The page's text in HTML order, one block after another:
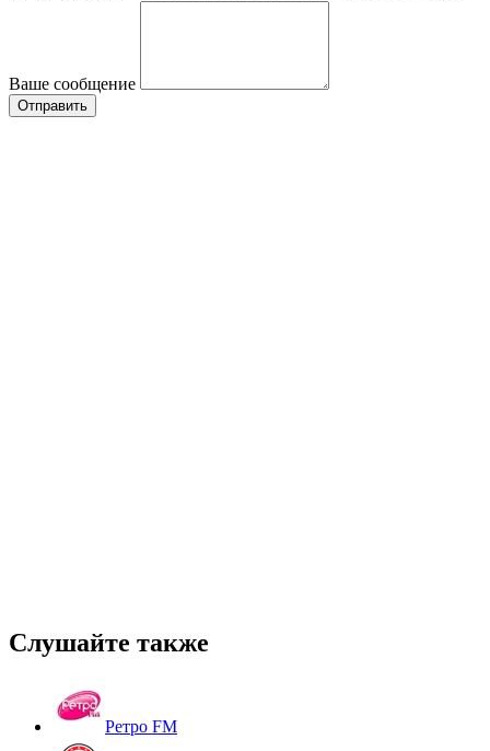
Ваше сообщение
Слушайте также
Ретро FM